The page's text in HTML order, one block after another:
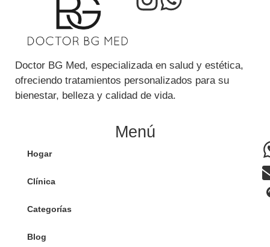
Doctor BG Med, especializada en salud y estética,
ofreciendo tratamientos personalizados para su
bienestar, belleza y calidad de vida.
Menú
Hogar
Clínica
Categorías
Blog